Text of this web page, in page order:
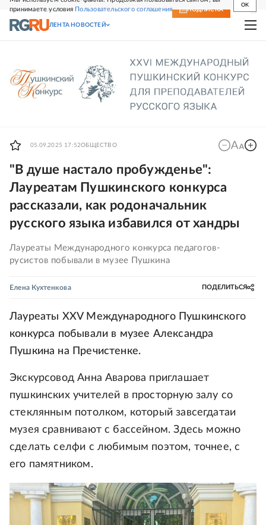
принимаете условия Пользовательского соглашения
OK
СВЕЖИЙ НОМЕР ПОДПИСКА
ЛЕНТА НОВОСТЕЙ
05.09.2025 17:52ОБЩЕСТВО
"В душе настало пробужденье":
Лауреатам Пушкинского конкурса
рассказали, как родоначальник
русского языка избавился от хандры
Лауреаты Международного конкурса педагогов-
русистов побывали в музее Пушкина
Елена Кухтенкова ПОДЕЛИТЬСЯ
Лауреаты XXV Международного Пушкинского
конкурса побывали в музее Александра
Пушкина на Пречистенке.
Экскурсовод Анна Аварова приглашает
пушкинских учителей в просторную залу со
стеклянным потолком, который завсегдатаи
музея сравнивают с бассейном. Здесь можно
сделать селфи с любимым поэтом, точнее, с
его памятником.